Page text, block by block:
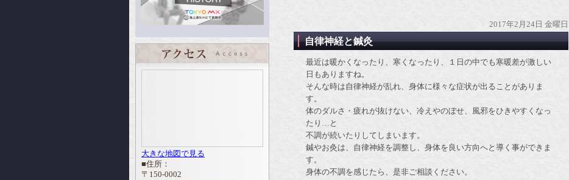
2017年2月24日 金曜日
自律神経と鍼灸
最近は暖かくなったり、寒くなったり、１日の中でも寒暖差が激しい
日もありますね。
そんな時は自律神経が乱れ、身体に様々な症状が出ることがありま
す。
体のダルさ・疲れが抜けない、冷えやのぼせ、風邪をひきやすくなっ
たり…と
不調が続いたりしてしまいます。
鍼やお灸は、自律神経を調整し、身体を良い方向へと導く事ができま
す。
身体の不調を感じたら、是非ご相談ください。
大きな地図で見る
■住所：
〒150-0002